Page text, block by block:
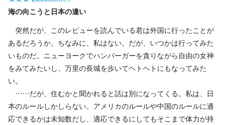
海の向こうと日本の違い
突然だが、このレビューを読んでいる君は外国に行ったことが
あるだろうか。ちなみに、私はない。だが、いつかは行ってみた
いものだ。ニューヨークでハンバーガーを貪りながら自由の女神
をみてみたいし、万里の長城を歩いてヘトヘトにもなってみた
い。
……だが、住むかと聞かれると話は別になってくる。私は、日
本のルールしかしらない。アメリカのルールや中国のルールに適
応できるかは未知数だし、適応できるにしてもそこまで体力が持